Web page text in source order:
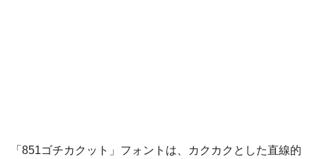
「851ゴチカクット」フォントは、カクカクとした直線的